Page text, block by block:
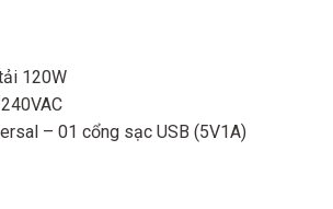
120W
– 01 cổng sạc USB (5V1A)